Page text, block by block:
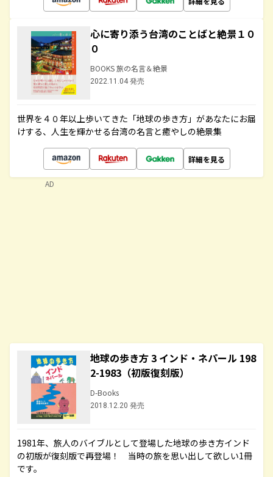
心に寄り添う台湾のことばと絶景１０
０
BOOKS 旅の名言＆絶景
2022.11.04 発売
世界を４０年以上歩いてきた「地球の歩き方」があなたにお届
けする、人生を輝かせる台湾の名言と癒やしの絶景集
詳細を見る
地球の歩き方 3 インド・ネパール 198
2-1983（初版復刻版）
D-Books
2018.12.20 発売
1981年、旅人のバイブルとして登場した地球の歩き方インド
の初版が復刻版で再登場！ 当時の旅を思い出して欲しい1冊
です。
AD